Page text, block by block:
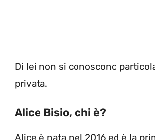
Di lei non si conoscono
privata.
Alice Bisio, chi è?
Alice è nata nel 2016 ed è la